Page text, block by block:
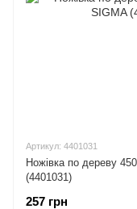
Артикул: 4401031
Ножівка по дереву
(4401031)
257 грн